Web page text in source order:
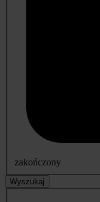
zakończony
Wyszukaj